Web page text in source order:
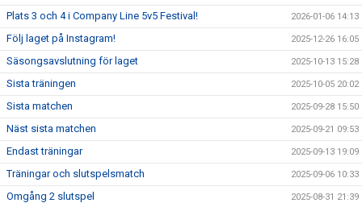
Plats 3 och 4 i Company Line 5v5 Festival! 2026-01-06 14:13
Följ laget på Instagram! 2025-12-26 16:05
Säsongsavslutning för laget 2025-10-13 15:28
Sista träningen 2025-10-05 20:02
Sista matchen 2025-09-28 15:50
Näst sista matchen 2025-09-21 09:53
Endast träningar 2025-09-13 19:09
Träningar och slutspelsmatch 2025-09-06 10:33
Omgång 2 slutspel 2025-08-31 21:39